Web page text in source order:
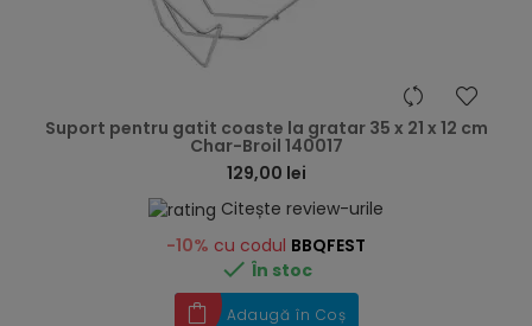
Suport pentru gatit coaste la gratar 35 x 21 x 12 cm
Char-Broil 140017
129,00 lei
Citește review-urile
-10% cu codul BBQFEST
 În stoc
Adaugă în Coș